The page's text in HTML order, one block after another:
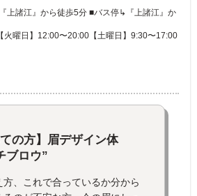
上諸江』から徒歩5分 ■バス停↳『上諸江』か
火曜日】12:00〜20:00【土曜日】9:30〜17:00
ての方】眉デザイン体
ブロウ”
方、これで合っているか分から